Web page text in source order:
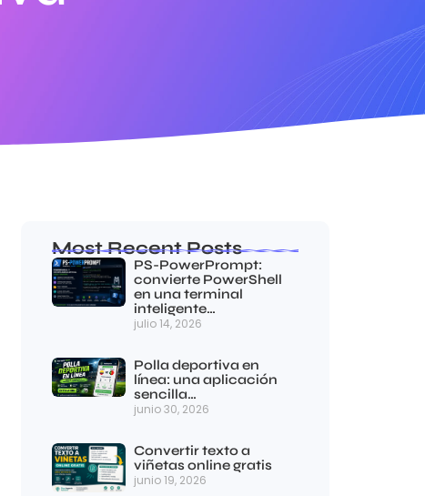
Most Recent Posts
PS-PowerPrompt:
convierte PowerShell
en una terminal
inteligente…
julio 14, 2026
Polla deportiva en
línea: una aplicación
sencilla…
junio 30, 2026
Convertir texto a
viñetas online gratis
junio 19, 2026